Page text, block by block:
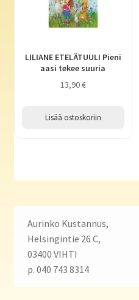
LILIANE ETELÄTUULI Pieni
aasi tekee suuria
13,90€
Lisää ostoskoriin
Aurinko Kustannus,
Helsingintie 26 C,
03400 VIHTI
p. 040 743 8314